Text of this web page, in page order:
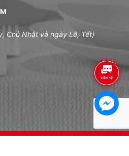
Chủ Nhật và ngày Lễ, Tết)